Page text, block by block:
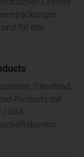
für den
Cleveland,
Products mit
USA,